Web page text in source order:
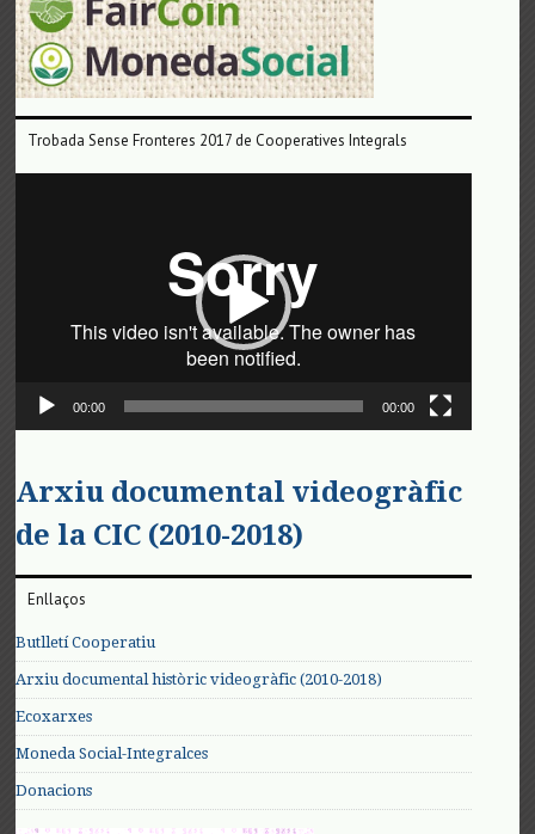
Trobada Sense Fronteres 2017 de Cooperatives Integrals
00:00 00:00
Arxiu documental videogràfic
de la CIC (2010-2018)
Enllaços
Butlletí Cooperatiu
Arxiu documental històric videogràfic (2010-2018)
Ecoxarxes
Moneda Social-Integralces
Donacions